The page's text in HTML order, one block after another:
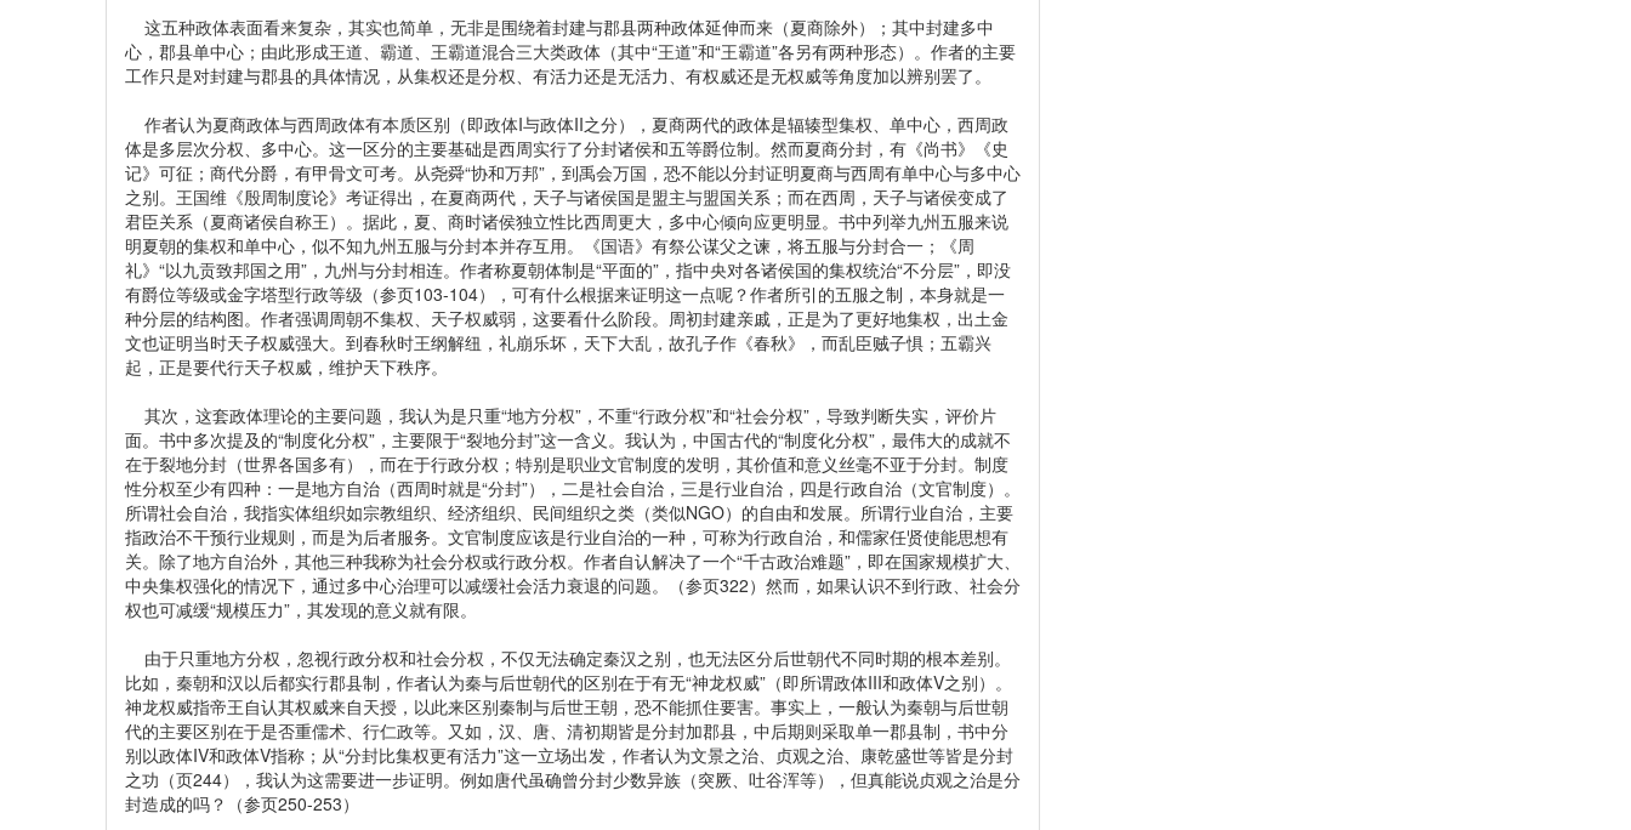
这五种政体表面看来复杂，其实也简单，无非是围绕着封建与郡县两种政体延伸而来（夏商除外）；其中封建多中
心，郡县单中心；由此形成王道、霸道、王霸道混合三大类政体（其中“王道”和“王霸道”各另有两种形态）。作者的主要
工作只是对封建与郡县的具体情况，从集权还是分权、有活力还是无活力、有权威还是无权威等角度加以辨别罢了。
作者认为夏商政体与西周政体有本质区别（即政体I与政体II之分），夏商两代的政体是辐辏型集权、单中心，西周政
体是多层次分权、多中心。这一区分的主要基础是西周实行了分封诸侯和五等爵位制。然而夏商分封，有《尚书》《史
记》可征；商代分爵，有甲骨文可考。从尧舜“协和万邦”，到禹会万国，恐不能以分封证明夏商与西周有单中心与多中心
之别。王国维《殷周制度论》考证得出，在夏商两代，天子与诸侯国是盟主与盟国关系；而在西周，天子与诸侯变成了
君臣关系（夏商诸侯自称王）。据此，夏、商时诸侯独立性比西周更大，多中心倾向应更明显。书中列举九州五服来说
明夏朝的集权和单中心，似不知九州五服与分封本并存互用。《国语》有祭公谋父之谏，将五服与分封合一；《周
礼》“以九贡致邦国之用”，九州与分封相连。作者称夏朝体制是“平面的”，指中央对各诸侯国的集权统治“不分层”，即没
有爵位等级或金字塔型行政等级（参页103-104），可有什么根据来证明这一点呢？作者所引的五服之制，本身就是一
种分层的结构图。作者强调周朝不集权、天子权威弱，这要看什么阶段。周初封建亲戚，正是为了更好地集权，出土金
文也证明当时天子权威强大。到春秋时王纲解纽，礼崩乐坏，天下大乱，故孔子作《春秋》，而乱臣贼子惧；五霸兴
起，正是要代行天子权威，维护天下秩序。
其次，这套政体理论的主要问题，我认为是只重“地方分权”，不重“行政分权”和“社会分权”，导致判断失实，评价片
面。书中多次提及的“制度化分权”，主要限于“裂地分封”这一含义。我认为，中国古代的“制度化分权”，最伟大的成就不
在于裂地分封（世界各国多有），而在于行政分权；特别是职业文官制度的发明，其价值和意义丝毫不亚于分封。制度
性分权至少有四种：一是地方自治（西周时就是“分封”），二是社会自治，三是行业自治，四是行政自治（文官制度）。
所谓社会自治，我指实体组织如宗教组织、经济组织、民间组织之类（类似NGO）的自由和发展。所谓行业自治，主要
指政治不干预行业规则，而是为后者服务。文官制度应该是行业自治的一种，可称为行政自治，和儒家任贤使能思想有
关。除了地方自治外，其他三种我称为社会分权或行政分权。作者自认解决了一个“千古政治难题”，即在国家规模扩大、
中央集权强化的情况下，通过多中心治理可以减缓社会活力衰退的问题。（参页322）然而，如果认识不到行政、社会分
权也可减缓“规模压力”，其发现的意义就有限。
由于只重地方分权，忽视行政分权和社会分权，不仅无法确定秦汉之别，也无法区分后世朝代不同时期的根本差别。
比如，秦朝和汉以后都实行郡县制，作者认为秦与后世朝代的区别在于有无“神龙权威”（即所谓政体III和政体V之别）。
神龙权威指帝王自认其权威来自天授，以此来区别秦制与后世王朝，恐不能抓住要害。事实上，一般认为秦朝与后世朝
代的主要区别在于是否重儒术、行仁政等。又如，汉、唐、清初期皆是分封加郡县，中后期则采取单一郡县制，书中分
别以政体IV和政体V指称；从“分封比集权更有活力”这一立场出发，作者认为文景之治、贞观之治、康乾盛世等皆是分封
之功（页244），我认为这需要进一步证明。例如唐代虽确曾分封少数异族（突厥、吐谷浑等），但真能说贞观之治是分
封造成的吗？（参页250-253）